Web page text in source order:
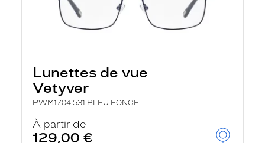
Lunettes de vue
Vetyver
PWM1704 531 BLEU FONCE
À partir de
129,00 €